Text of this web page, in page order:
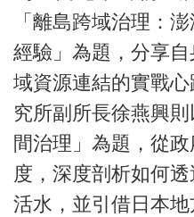
「離島跨域治理：
經驗」為題，分享
域資源連結的實戰
究所副所長徐燕興
間治理」為題，從
度，深度剖析如何
活水，並引借日本